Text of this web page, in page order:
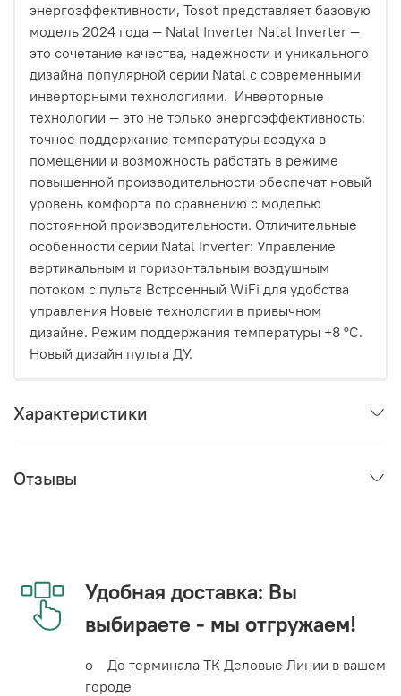
энергоэффективности, Tosot представляет базовую
модель 2024 года — Natal Inverter Natal Inverter —
это сочетание качества, надежности и уникального
дизайна популярной серии Natal с современными
инверторными технологиями. Инверторные
технологии — это не только энергоэффективность:
точное поддержание температуры воздуха в
помещении и возможность работать в режиме
повышенной производительности обеспечат новый
уровень комфорта по сравнению с моделью
постоянной производительности. Отличительные
особенности серии Natal Inverter: Управление
вертикальным и горизон­тальным воздушным
потоком с пульта Встроенный WiFi для удобства
управления Новые технологии в привычном
дизайне. Режим поддержания температуры +8 °С.
Новый дизайн пульта ДУ.
Характеристики
Отзывы
Удобная доставка: Вы
выбираете - мы отгружаем!
o До терминала ТК Деловые Линии в вашем
городе